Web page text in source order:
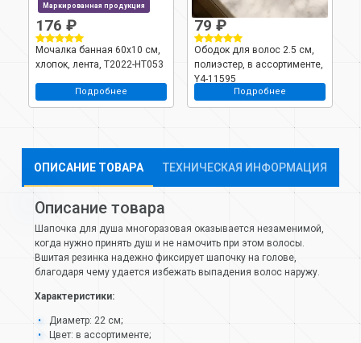
Маркированная продукция
176 ₽
Мочалка банная 60х10 см,
хлопок, лента, T2022-HT053
Подробнее
79 ₽
Ободок для волос 2.5 см,
полиэстер, в ассортименте,
Y4-11595
Подробнее
ОПИСАНИЕ ТОВАРА ТЕХНИЧЕСКАЯ ИНФОРМАЦИЯ
Описание товара
Шапочка для душа многоразовая оказывается незаменимой,
когда нужно принять душ и не намочить при этом волосы.
Вшитая резинка надежно фиксирует шапочку на голове,
благодаря чему удается избежать выпадения волос наружу.
Характеристики:
Диаметр: 22 см;
Цвет: в ассортименте;